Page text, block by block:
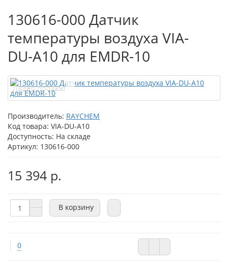
130616-000 Датчик
температуры воздуха VIA-
DU-A10 для EMDR-10
Лидер продаж!
Производитель: RAYCHEM
Код товара: VIA-DU-A10
Доступность: На складе
Артикул: 130616-000
15 394 р.
В корзину
0